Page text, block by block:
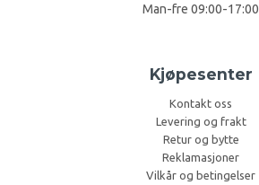
Man-fre 09:00-17:00
Kjøpesenter
Kontakt oss
Levering og frakt
Retur og bytte
Reklamasjoner
Vilkår og betingelser